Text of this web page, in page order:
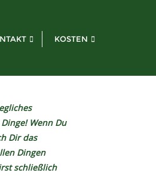
KOSTEN
Wenn Du
Dir das
Dingen
schließlich